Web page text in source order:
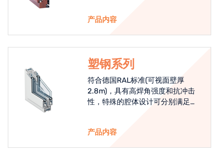
产品内容
塑钢系列
符合德国RAL标准(可视面壁厚
2.8m)，具有高焊角强度和抗冲击
性，特殊的腔体设计可分别满足隔
产品内容